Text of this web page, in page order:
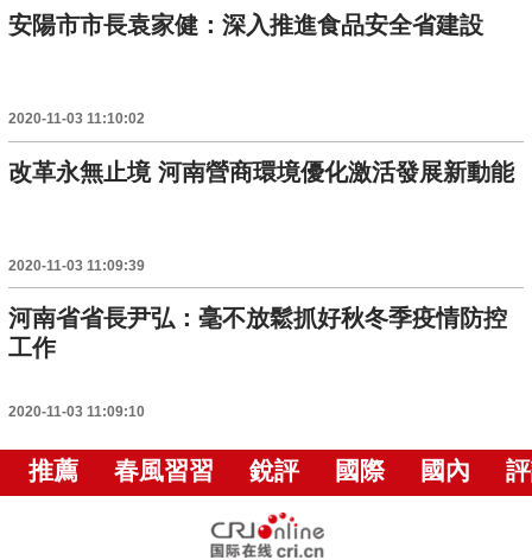
安陽市市長袁家健：深入推進食品安全省建設
2020-11-03 11:10:02
改革永無止境 河南營商環境優化激活發展新動能
2020-11-03 11:09:39
河南省省長尹弘：毫不放鬆抓好秋冬季疫情防控
工作
2020-11-03 11:09:10
推薦 春風習習 銳評 國際 國內